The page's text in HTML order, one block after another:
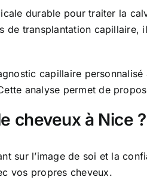
durable pour traiter la
de transplantation
capillaire
analyse permet de
cheveux à Nice ?
sur l’image de soi et la
vos propres cheveux.